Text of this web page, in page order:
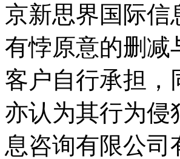
京新思界国际信
有悖原意的删减
客户自行承担，
亦认为其行为侵
息咨询有限公司